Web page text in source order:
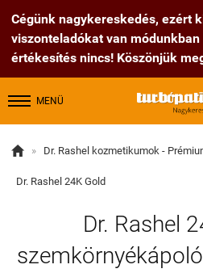
Cégünk nagykereskedés, ezért
viszonteladókat van
értékesítés nincs! Köszönjük
MENÜ
 » Dr. Rashel kozmetikumok -
Dr. Rashel 24K Gold
Dr. Rashel